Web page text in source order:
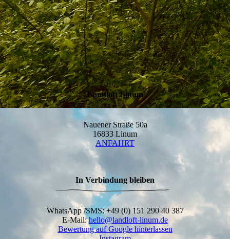
Landloft Linum
Nauener Straße 50a
16833 Linum
ANFAHRT
In Verbindung bleiben
WhatsApp /SMS: +49 (0) 151 290 40 387
E-Mail:hello@landloft-linum.de
Bewertung auf Google hinterlassen